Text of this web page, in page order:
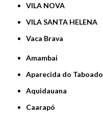
VILA NOVA
VILA SANTA HELENA
Vaca Brava
Amambai
Aparecida do Taboado
Aquidauana
Caarapó